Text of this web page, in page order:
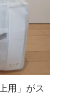
用」がス